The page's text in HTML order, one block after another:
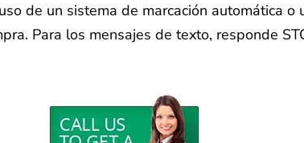
de un sistema de marcación automática
Para los mensajes de texto, responde